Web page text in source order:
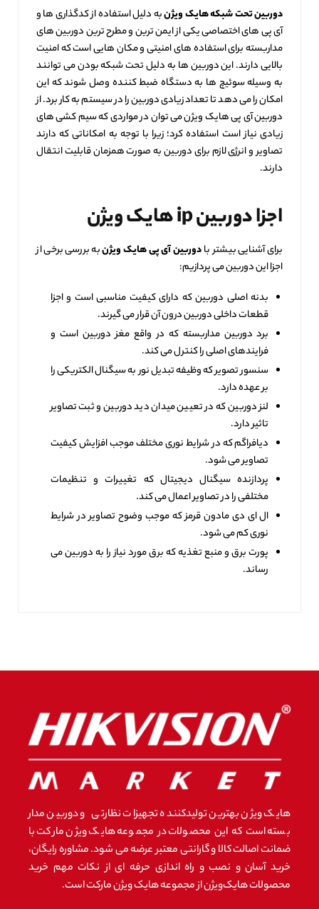
دوربین تحت شبکه هایک ویژنبه دلیل استفاده از کدگذاری‌ ها و
آی پی‌ های اختصاصی یکی از ایمن‌ ترین و مطرح‌ ترین دوربین‌ های
مداربسته برای استفاده‌ های امنیتی و مکان‌ هایی است که امنیت
بالایی دارند. این دوربین‌ ها به دلیل تحت شبکه بودن می‌ توانند
به وسیله سوئیچ‌ ها به دستگاه ضبط کننده وصل شوند که این
امکان را می‌ دهد تا تعداد زیادی دوربین را در سیستم به کار برد. از
دوربین آی پی هایک ویژن می‌ توان در مواردی که سیم ‌کشی‌ های
زیادی نیاز است استفاده کرد؛ زیرا با توجه به امکاناتی که دارند
تصاویر و انرژی لازم برای دوربین به صورت همزمان قابلیت انتقال
دارند.
اجزا دوربینipهایک ویژن
برای آشنایی بیشتر بادوربین آی پی هایک ویژنبه بررسی برخی از
اجزا این دوربین می پردازیم:
بدنه اصلی دوربین که دارای کیفیت مناسبی است و اجزا
قطعات داخلی دوربین درون آن قرار می‌ گیرند.
برد دوربین مداربسته که در واقع مغز دوربین است و
فرایندهای اصلی را کنترل می‌ کند.
سنسور تصویر که وظیفه تبدیل نور به سیگنال الکتریکی را
بر عهده دارد.
لنز دوربین که در تعیین میدان دید دوربین و ثبت تصاویر
تاثیر دارد.
دیافراگم که در شرایط نوری مختلف موجب افزایش کیفیت
تصاویر می ‌شود.
پردازنده سیگنال دیجیتال که تغییرات و تنظیمات
مختلفی را در تصاویر اعمال می‌ کند.
ال ای دی مادون قرمز که موجب وضوح تصاویر در شرایط
نوری کم می ‌شود.
پورت برق و منبع تغذیه که برق مورد نیاز را به دوربین می
‌رساند.
هایک ویژن بهترین تولیدکننده تجهیزات نظارتی و دوربین مدار
بسته است که این محصولات در مجموعه هایک ویژن مارکت با
ضمانت اصالت کالا و گارانتی معتبر عرضه می شود. مشاوره رایگان،
خرید آسان و نصب و راه اندازی حرفه ای از نکات مهم خرید
محصولات هایک‌ویژن از مجموعه هایک ویژن مارکت است.